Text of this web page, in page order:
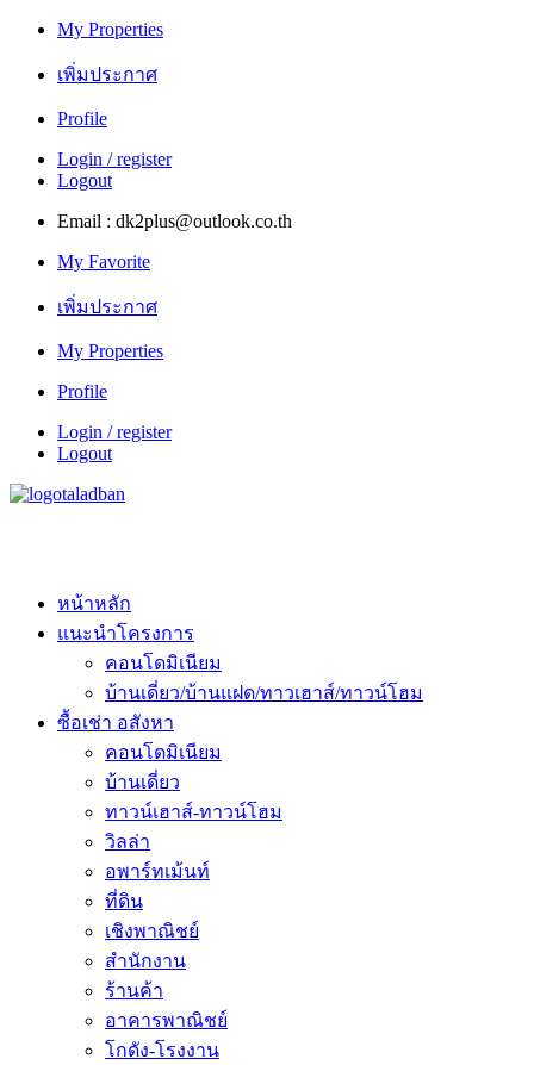
My Properties
เพิ่มประกาศ
Profile
Login / register
Logout
Email : dk2plus@outlook.co.th
My Favorite
เพิ่มประกาศ
My Properties
Profile
Login / register
Logout
หน้าหลัก
แนะนำโครงการ
คอนโดมิเนียม
บ้านเดี่ยว/บ้านแฝด/ทาวเฮาส์/ทาวน์โฮม
ซื้อเช่า อสังหา
คอนโดมิเนียม
บ้านเดี่ยว
ทาวน์เฮาส์-ทาวน์โฮม
วิลล่า
อพาร์ทเม้นท์
ที่ดิน
เชิงพาณิชย์
สำนักงาน
ร้านค้า
อาคารพาณิชย์
โกดัง-โรงงาน